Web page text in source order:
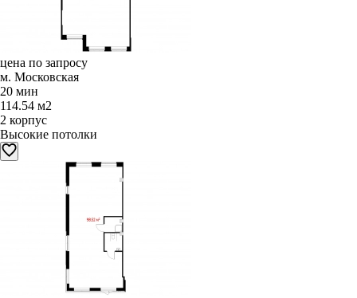
цена по запросу
м. Московская
20 мин
114.54 м2
2 корпус
Высокие потолки